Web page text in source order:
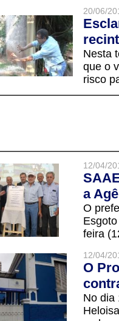
20/06/
Nesta
que o
risco
12/04/
a
O
feira
12/04/
O
No dia